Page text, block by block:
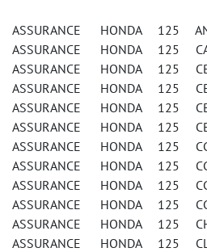
ASSURANCE HONDA 125
ASSURANCE HONDA 125 CA
ASSURANCE HONDA 125
ASSURANCE HONDA 125
ASSURANCE HONDA 125
ASSURANCE HONDA 125
ASSURANCE HONDA 125
ASSURANCE HONDA 125
ASSURANCE HONDA 125
ASSURANCE HONDA 125
ASSURANCE HONDA 125 CH
ASSURANCE HONDA 125